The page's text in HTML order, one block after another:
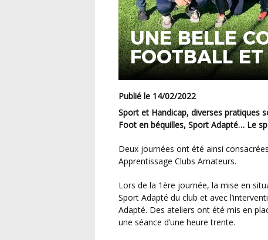
UNE BELLE
FOOTBALL
Publié le 14/02/2022
Sport et Handicap, diverses pratiques sont proposées dans ce cadre : Cécifoot, Foot Fauteuil,
Foot en béquilles, Sport Adapté… Le
Deux journées ont été ainsi consacrées à Eguilles (13) au module Handicap du BMF
Apprentissage Clubs Amateurs.
Lors de la 1ère journée, la mise en situation a été effectuée en partenariat avec une structure
Sport Adapté du club et avec
Adapté. Des ateliers ont été mis en
une séance d’une heure trente.